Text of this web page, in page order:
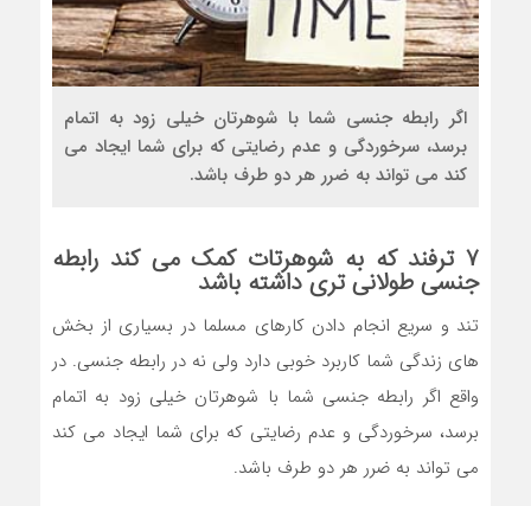
اگر رابطه جنسی شما با شوهرتان خیلی زود به اتمام
برسد، سرخوردگی و عدم رضایتی که برای شما ایجاد می
کند می تواند به ضرر هر دو طرف باشد.
۷ ترفند که به شوهرتات کمک می کند رابطه
جنسی طولانی تری داشته باشد
تند و سریع انجام دادن کارهای مسلما در بسیاری از بخش
های زندگی شما کاربرد خوبی دارد ولی نه در رابطه جنسی. در
واقع اگر رابطه جنسی شما با شوهرتان خیلی زود به اتمام
برسد، سرخوردگی و عدم رضایتی که برای شما ایجاد می کند
می تواند به ضرر هر دو طرف باشد.